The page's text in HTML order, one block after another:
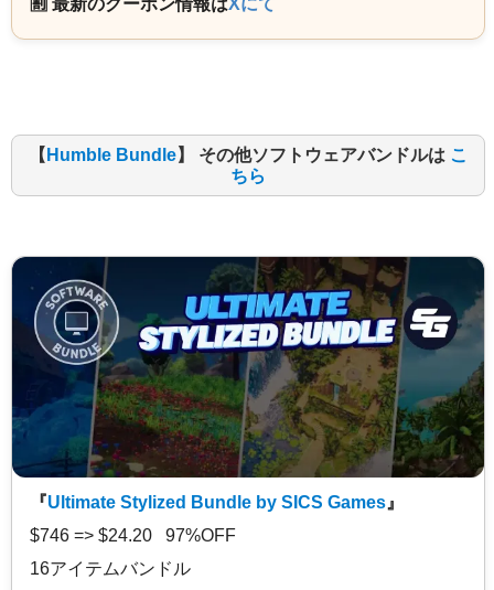
【 Humble Bundle】 その他ソフトウェアバンドルは こ
ちら
『Ultimate Stylized Bundle by SICS Games 』
$746 => $24.20 97%OFF
16アイテムバンドル